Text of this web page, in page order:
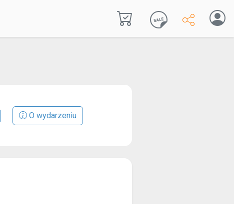
O wydarzeniu